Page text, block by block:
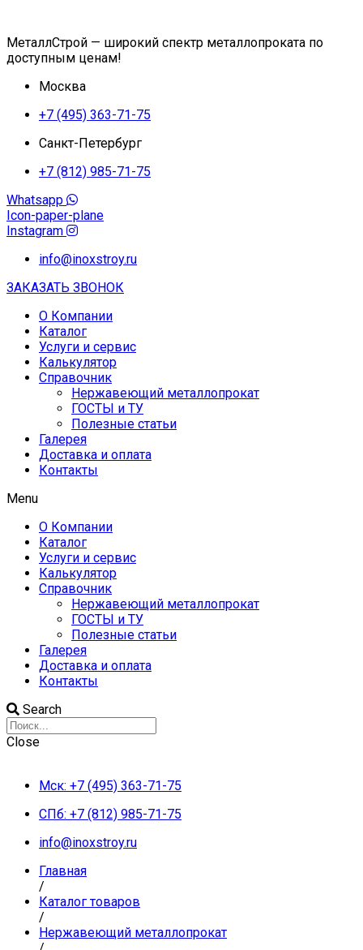
МеталлСтрой — широкий спектр металлопроката по
доступным ценам!
Москва
+7 (495) 363-71-75
Санкт-Петербург
+7 (812) 985-71-75
Whatsapp
Icon-paper-plane
Instagram
info@inoxstroy.ru
ЗАКАЗАТЬ ЗВОНОК
О Компании
Каталог
Услуги и сервис
Калькулятор
Справочник
Нержавеющий металлопрокат
ГОСТЫ и ТУ
Полезные статьи
Галерея
Доставка и оплата
Контакты
Menu
О Компании
Каталог
Услуги и сервис
Калькулятор
Справочник
Нержавеющий металлопрокат
ГОСТЫ и ТУ
Полезные статьи
Галерея
Доставка и оплата
Контакты
Search
Close
Мск: +7 (495) 363-71-75
СПб: +7 (812) 985-71-75
info@inoxstroy.ru
Главная
/
Каталог товаров
/
Нержавеющий металлопрокат